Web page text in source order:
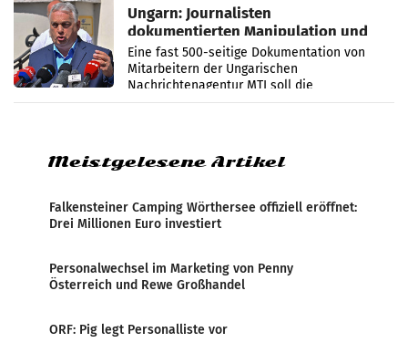
Ungarn: Journalisten
dokumentierten Manipulation und
Zensur
Eine fast 500-seitige Dokumentation von
Mitarbeitern der Ungarischen
Nachrichtenagentur MTI soll die
systematische Nachrichten-Manipulation und
Meistgelesene Artikel
Falkensteiner Camping Wörthersee offiziell eröffnet:
Drei Millionen Euro investiert
Personalwechsel im Marketing von Penny
Österreich und Rewe Großhandel
ORF: Pig legt Personalliste vor